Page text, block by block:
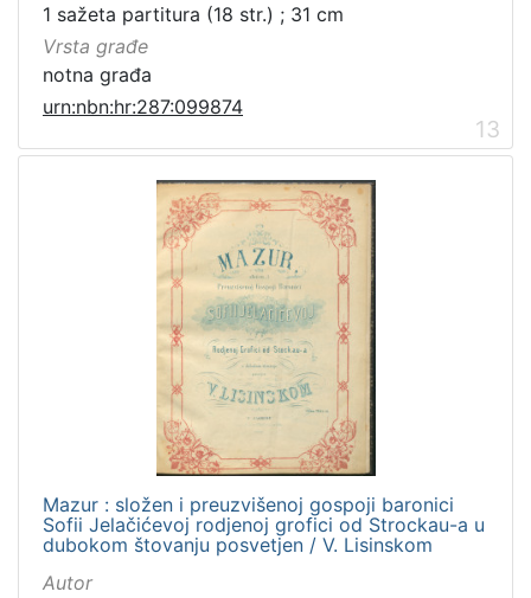
1 sažeta partitura (18 str.) ; 31 cm
Vrsta građe
notna građa
urn:nbn:hr:287:099874
13
Mazur : složen i preuzvišenoj gospoji baronici
Sofii Jelačićevoj rodjenoj grofici od Strockau-a u
dubokom štovanju posvetjen / V. Lisinskom
Autor